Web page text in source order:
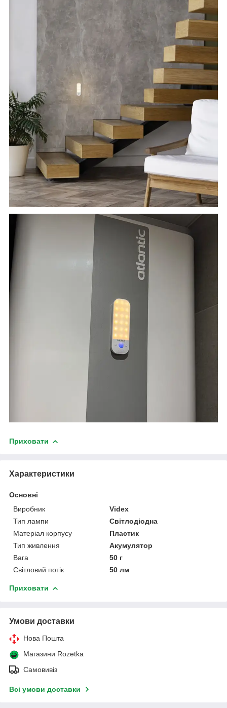
Приховати
Характеристики
Основні
Виробник
Videx
Тип лампи
Світлодіодна
Матеріал корпусу
Пластик
Тип живлення
Акумулятор
Вага
50 г
Світловий потік
50 лм
Приховати
Умови доставки
Нова Пошта
Магазини Rozetka
Самовивіз
Всі умови доставки